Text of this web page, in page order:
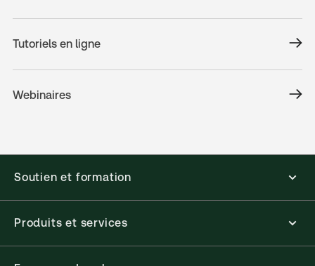
Tutoriels en ligne
Webinaires
Soutien et formation
Produits et services